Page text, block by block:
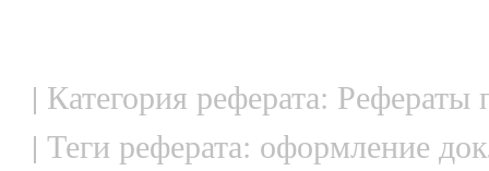
| Категория реферата: Рефераты
| Теги реферата: оформление